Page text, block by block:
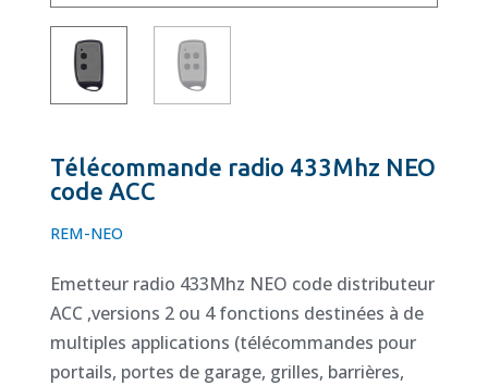
Télécommande radio 433Mhz NEO
code ACC
REM-NEO
Emetteur radio 433Mhz NEO code distributeur
ACC ,versions 2 ou 4 fonctions destinées à de
multiples applications (télécommandes pour
portails, portes de garage, grilles, barrières,